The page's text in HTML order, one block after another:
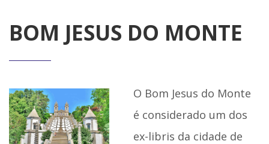
BOM JESUS DO MONTE
O Bom Jesus do Monte
é considerado um dos
ex-libris da cidade de